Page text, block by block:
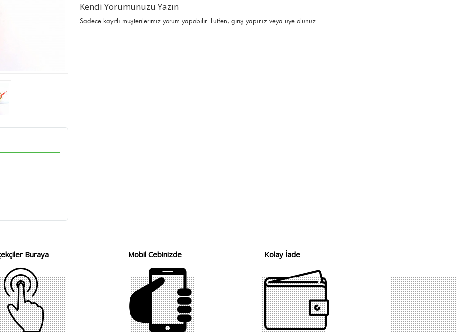
Kendi Yorumunuzu Yazın
Sadece kayıtlı müşterilerimiz yorum yapabilir. Lütfen,giriş yapınız veya üye olunuz
Buraya Mobil Cebinizde Kolay İade